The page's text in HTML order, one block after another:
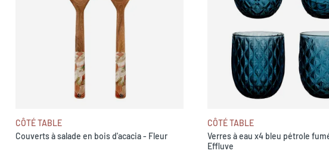
CÔTÉ TABLE
Couverts à salade en bois d'acacia - Fleur
CÔTÉ TABLE
Verres à eau x4 bleu pétrole
Effluve